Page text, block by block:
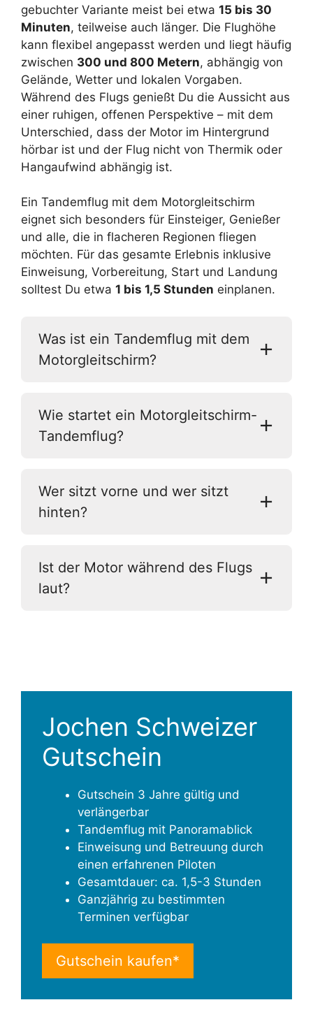
gebuchter Variante meist bei etwa 15 bis 30
Minuten, teilweise auch länger. Die Flughöhe
kann flexibel angepasst werden und liegt häufig
zwischen 300 und 800 Metern, abhängig von
Gelände, Wetter und lokalen Vorgaben.
Während des Flugs genießt Du die Aussicht aus
einer ruhigen, offenen Perspektive – mit dem
Unterschied, dass der Motor im Hintergrund
hörbar ist und der Flug nicht von Thermik oder
Hangaufwind abhängig ist.
Ein Tandemflug mit dem Motorgleitschirm
eignet sich besonders für Einsteiger, Genießer
und alle, die in flacheren Regionen fliegen
möchten. Für das gesamte Erlebnis inklusive
Einweisung, Vorbereitung, Start und Landung
solltest Du etwa 1 bis 1,5 Stunden einplanen.
Was ist ein Tandemflug mit dem
Motorgleitschirm?
Wie startet ein Motorgleitschirm-
Tandemflug?
Wer sitzt vorne und wer sitzt
hinten?
Ist der Motor während des Flugs
laut?
Jochen Schweizer
Gutschein
Gutschein 3 Jahre gültig und
verlängerbar
Tandemflug mit Panoramablick
Einweisung und Betreuung durch
einen erfahrenen Piloten
Gesamtdauer: ca. 1,5-3 Stunden
Ganzjährig zu bestimmten
Terminen verfügbar
Gutschein kaufen*